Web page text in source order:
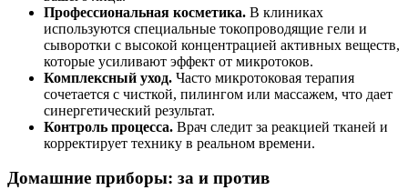
Профессиональная косметика. В клиниках
используются специальные токопроводящие гели и
сыворотки с высокой концентрацией активных веществ,
которые усиливают эффект от микротоков.
Комплексный уход. Часто микротоковая терапия
сочетается с чисткой, пилингом или массажем, что дает
синергетический результат.
Контроль процесса. Врач следит за реакцией тканей и
корректирует технику в реальном времени.
Домашние приборы: за и против